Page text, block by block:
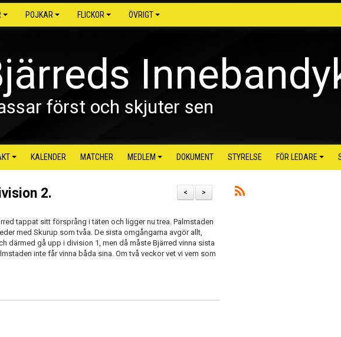
POJKAR FLICKOR ÖVRIGT
först och skjuter sen
KALENDER MATCHER MEDLEM DOKUMENT STYRELSE FÖR LEDARE
>
<
2.
tappat sitt försprång i täten och ligger nu trea. Palmstaden
med Skurup som tvåa. De sista omgångarna avgör allt,
därmed gå upp i division 1, men då måste Bjärred vinna sista
inte får vinna båda sina. Om två veckor vet vi vem som